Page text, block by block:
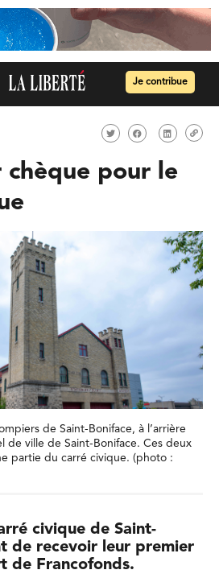
Je contribue
chèque pour le
de Saint-Boniface, à l’arrière
de ville de Saint-Boniface. Ces deux
partie du carré civique. (photo :
civique de Saint-
de recevoir leur premier
de Francofonds.